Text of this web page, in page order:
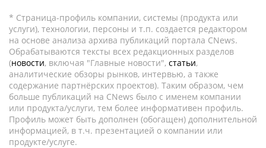
* Страница-профиль компании, системы (продукта или
услуги), технологии, персоны и т.п. создается редактором
на основе анализа архива публикаций портала CNews.
Обрабатываются тексты всех редакционных разделов
(новости, включая "Главные новости", статьи,
аналитические обзоры рынков, интервью, а также
содержание партнёрских проектов). Таким образом, чем
больше публикаций на CNews было с именем компании
или продукта/услуги, тем более информативен профиль.
Профиль может быть дополнен (обогащен) дополнительной
информацией, в т.ч. презентацией о компании или
продукте/услуге.